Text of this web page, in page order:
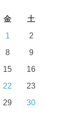
金
土
1
2
8
9
15
16
22
23
29
30